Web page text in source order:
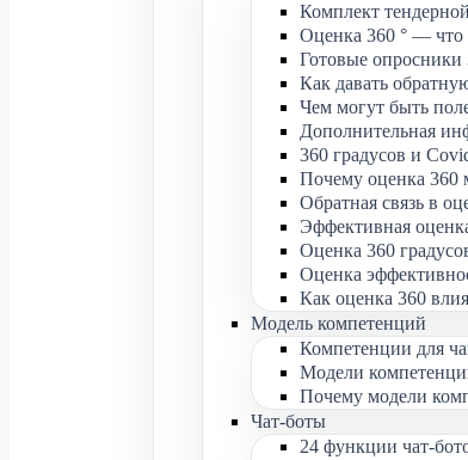
Комплект
Оценка 360 ° — что
Готовые опросники
Как давать
Чем могут быть
Дополнительная
360 градусов и
Почему оценка 360
Обратная связь в
Эффективная
Оценка 360
Оценка
Как оценка 360
Модель компетенций
Компетенции для
Модели
Почему модели
Чат-боты
24 функции чат-